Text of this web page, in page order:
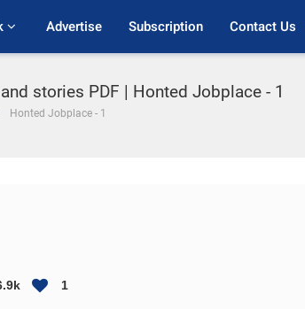
Advertise Subscription Contact Us
stories PDF | Honted Jobplace - 1
Honted Jobplace - 1
1